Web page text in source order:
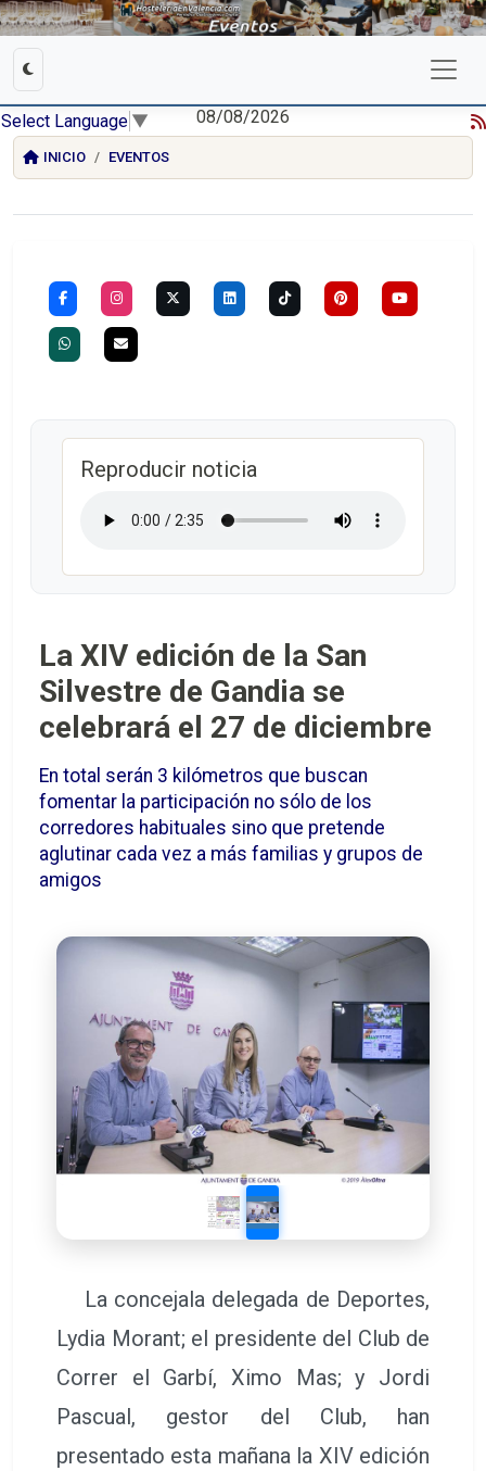
Select Language ▼ 08/08/2026
INICIO EVENTOS
Reproducir noticia
La XIV edición de la San
Silvestre de Gandia se
celebrará el 27 de diciembre
En total serán 3 kilómetros que buscan
fomentar la participación no sólo de los
corredores habituales sino que pretende
aglutinar cada vez a más familias y grupos de
amigos
La concejala delegada de Deportes,
Lydia Morant; el presidente del Club de
Correr el Garbí, Ximo Mas; y Jordi
Pascual, gestor del Club, han
presentado esta mañana la XIV edición